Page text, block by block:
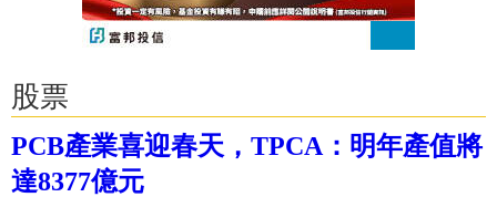
股票
PCB產業喜迎春天，TPCA：明年產值將
達8377億元